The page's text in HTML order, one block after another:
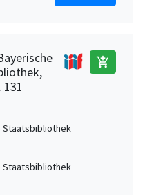
131
add_shopping_cart
Staatsbibliothek
Staatsbibliothek